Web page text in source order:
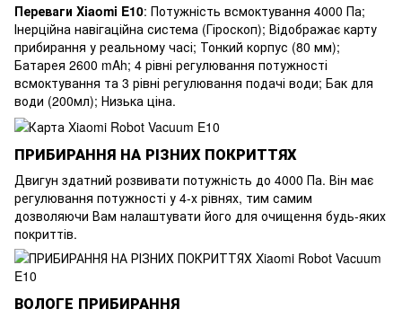
Переваги Xiaomi E10: Потужність всмоктування 4000 Па;
Інерційна навігаційна система (Гіроскоп); Відображає карту
прибирання у реальному часі; Тонкий корпус (80 мм);
Батарея 2600 mAh; 4 рівні регулювання потужності
всмоктування та 3 рівні регулювання подачі води; Бак для
води (200мл); Низька ціна.
ПРИБИРАННЯ НА РІЗНИХ ПОКРИТТЯХ
Двигун здатний розвивати потужність до 4000 Па. Він має
регулювання потужності у 4-х рівнях, тим самим
дозволяючи Вам налаштувати його для очищення будь-яких
покриттів.
ВОЛОГЕ ПРИБИРАННЯ